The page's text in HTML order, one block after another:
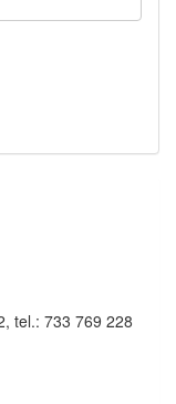
tel.: 733 769 228